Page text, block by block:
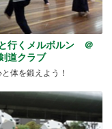
行くメルボルン ＠
道クラブ
体を鍛えよう！